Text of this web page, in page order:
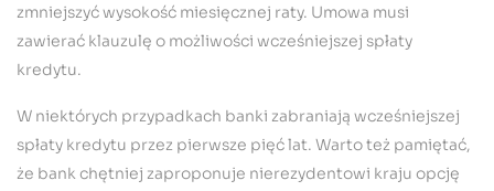
zmniejszyć wysokość miesięcznej raty. Umowa musi
zawierać klauzulę o możliwości wcześniejszej spłaty
kredytu.
W niektórych przypadkach banki zabraniają wcześniejszej
spłaty kredytu przez pierwsze pięć lat. Warto też pamiętać,
że bank chętniej zaproponuje nierezydentowi kraju opcję